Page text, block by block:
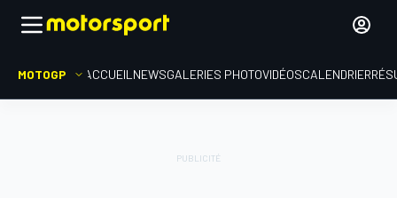
MOTOGP ACCUEIL NEWSGALERIES PHOTOVIDÉOSCALENDRIER